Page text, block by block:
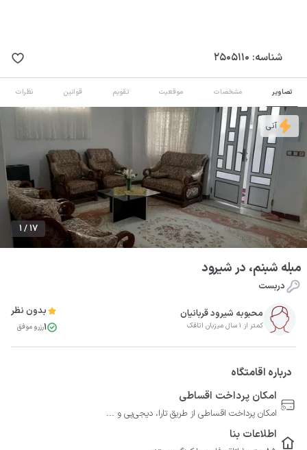
شناسه: 2505110
تصاویر مشخصات موقعیت تقویم قوانین نظرات
1 / 17
آنی
مبله شبنم، در شیرود
دربست
محبوبه شیرود قربانیان
کمتر از 1 سال میزبان اتاقک
بدون نظر
1رزرو موفق
درباره اقامتگاه
امکان پرداخت اقساطی
امکان پرداخت اقساطی از طریق تارا، دیجی‌پی و ...
اطلاعات بنا